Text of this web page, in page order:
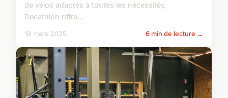
de vélos adaptés à toutes les nécessités,
Decathlon offre...
19 mars 2025 6 min de lecture →